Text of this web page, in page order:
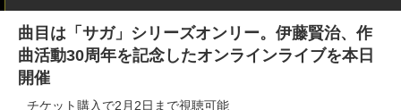
曲目は「サガ」シリーズオンリー。伊藤賢治、作
曲活動30周年を記念したオンラインライブを本日
開催
チケット購入で2月2日まで視聴可能